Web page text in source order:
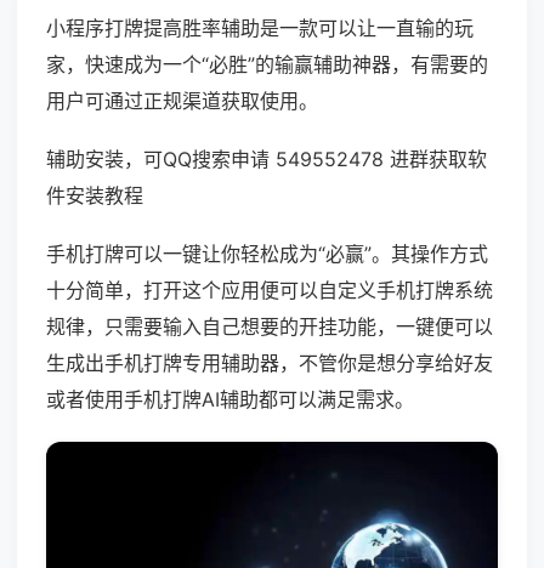
小程序打牌提高胜率辅助是一款可以让一直输的玩
家，快速成为一个“必胜”的输赢辅助神器，有需要的
用户可通过正规渠道获取使用。
辅助安装，可QQ搜索申请 549552478 进群获取软
件安装教程
手机打牌可以一键让你轻松成为“必赢”。其操作方式
十分简单，打开这个应用便可以自定义手机打牌系统
规律，只需要输入自己想要的开挂功能，一键便可以
生成出手机打牌专用辅助器，不管你是想分享给好友
或者使用手机打牌AI辅助都可以满足需求。